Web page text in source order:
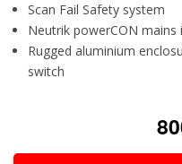
Scan Fail Safety system
Neutrik powerCON
Rugged aluminium
switch